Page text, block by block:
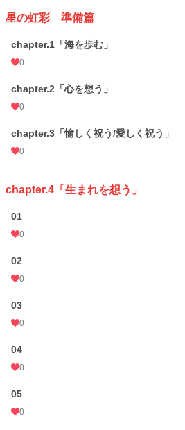
今回手直しと、2頁分の描き下ろし追加
chapter1を描いた事で この一篇にこうした意味
🌸[chapter.3「愉しく祝う/愛しく祝う」]01/25
2‐3頁目は2018年作を手直し
です
っています
🌸[chapter.4「生まれを想う」]
❖[01]05/31
❖[04]06/21
❖[05]06/28
❖[06]07/05
❖[08]07/19
❖[10]08/02
❖[11]08/09
❖[14-16end]08/30
描き下ろし新作連載、完結です..!
そこから8/30の かほう さざんか の誕生日へ
近況ボード
💐[かみさまのふね-星の虹彩- 予告篇]09/06
星の虹彩 準備篇
chapter.1「海を歩む」
0
chapter.2「心を想う」
0
chapter.3「愉しく祝う/愛しく祝う」
0
chapter.4「生まれを想う」
01
0
02
0
03
0
04
0
05
0